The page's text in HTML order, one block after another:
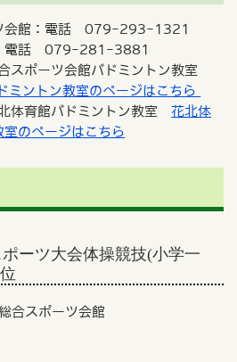
会館：電話 079-293-1321
：電話 079-281-3881
スポーツ会館バドミントン教室
ミントン教室のページはこちら
体育館バドミントン教室花北体
のページはこちら
ーツ大会体操競技(小学一
合スポーツ会館